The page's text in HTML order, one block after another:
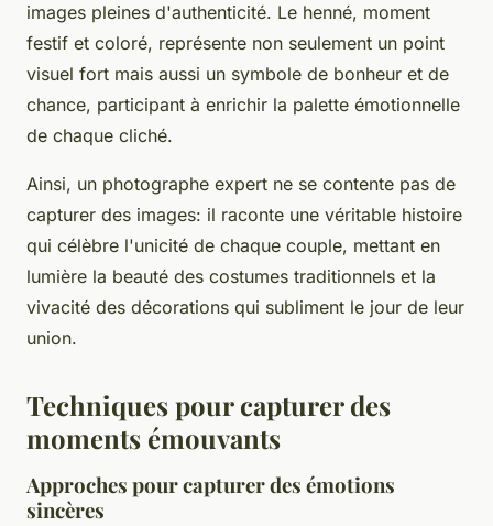
images pleines d'authenticité. Le henné, moment
festif et coloré, représente non seulement un point
visuel fort mais aussi un symbole de bonheur et de
chance, participant à enrichir la palette émotionnelle
de chaque cliché.
Ainsi, un photographe expert ne se contente pas de
capturer des images: il raconte une véritable histoire
qui célèbre l'unicité de chaque couple, mettant en
lumière la beauté des costumes traditionnels et la
vivacité des décorations qui subliment le jour de leur
union.
Techniques pour capturer des
moments émouvants
Approches pour capturer des émotions
sincères